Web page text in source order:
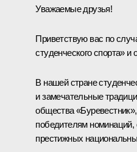
Уважаемые друзья!
Приветствую вас по
студенческого спорта»
В нашей стране
и замечательные
общества
победителям
престижных